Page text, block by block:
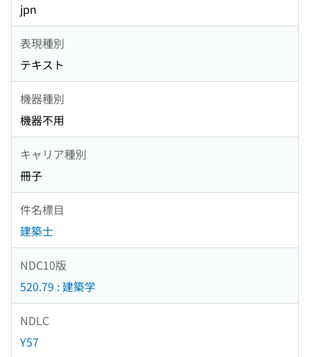
jpn
表現種別
テキスト
機器種別
機器不用
キャリア種別
冊子
件名標目
建築士
NDC10版
520.79 : 建築学
NDLC
Y57